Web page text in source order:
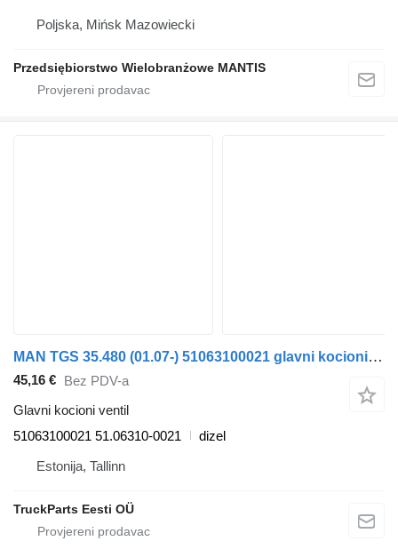
Poljska, Mińsk Mazowiecki
Przedsiębiorstwo Wielobranżowe MANTIS
MAN TGS 35.480 (01.07-) 51063100021 glavni kocioni ventil za MAN TGL, TGM, TGS, TGX (2005-2021) tegljača
45,16 € Bez PDV-a
Glavni kocioni ventil
51063100021 51.06310-0021
dizel
Estonija, Tallinn
TruckParts Eesti OÜ